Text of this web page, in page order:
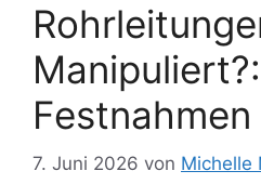
Festnahmen
7. Juni 2026 von Michelle